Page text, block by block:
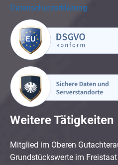
Datenschutzerklärung
Weitere Tätigkeiten
Mitglied im Oberen
Grundstückswerte im